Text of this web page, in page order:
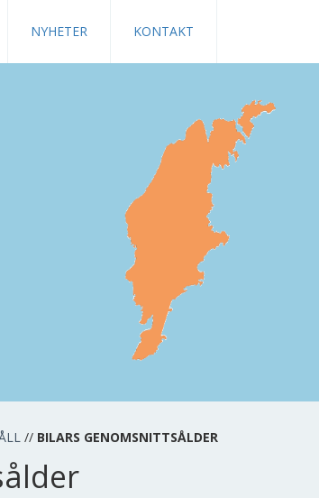
NYHETER KONTAKT
// BILARS GENOMSNITTSÅLDER